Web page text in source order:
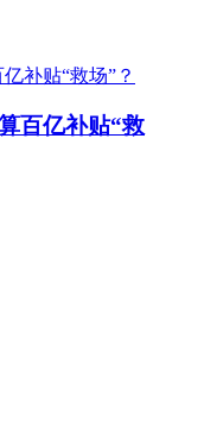
百亿补贴“救